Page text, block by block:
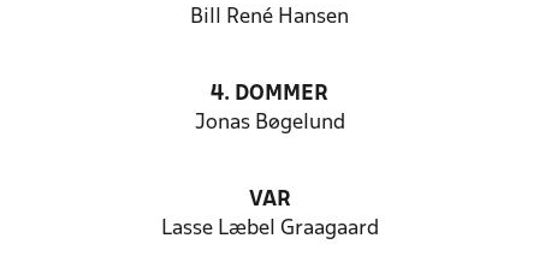
Bill René Hansen
4. DOMMER
Jonas Bøgelund
VAR
Lasse Læbel Graagaard